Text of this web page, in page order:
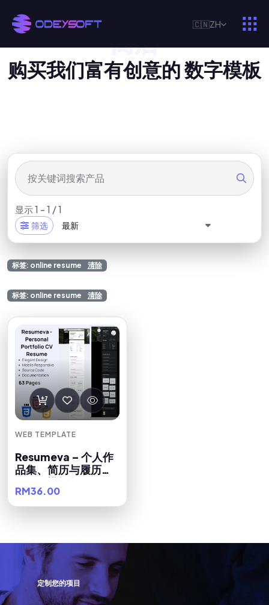
🇨🇳ZH
商店
购买我们富有创意的数字模板
显示 1 - 1 / 1
筛选 最新
标签: online resume 清除
标签: online resume 清除
WEB TEMPLATE
Resumeva – 个人作
品集、简历与履历
HTML 模板包
RM36.00
定制您的项目